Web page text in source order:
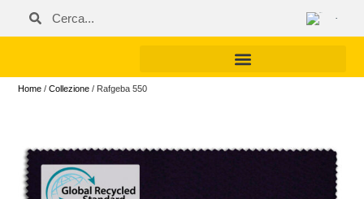
Home /Collezione / Rafgeba 550